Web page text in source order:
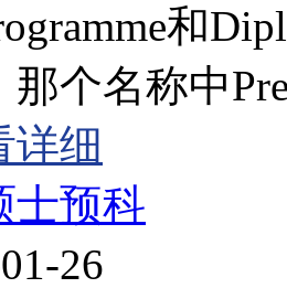
和
个名称中
详细
士预科
26